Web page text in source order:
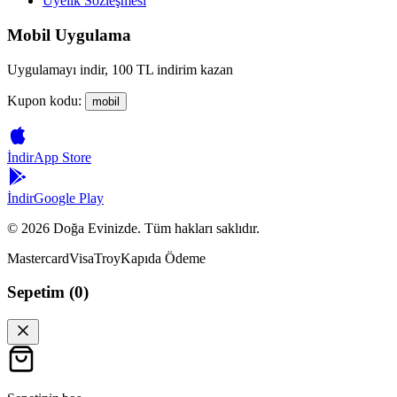
Mobil Uygulama
Uygulamayı indir, 100 TL indirim kazan
Kupon kodu: mobil
İndirApp Store
İndirGoogle Play
© 2026 Doğa Evinizde. Tüm hakları saklıdır.
MastercardVisaTroyKapıda Ödeme
Sepetim (0)